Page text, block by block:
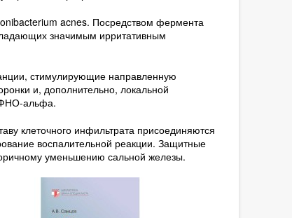
acnes. Посредством фермента
значимым ирритативным
стимулирующие направленную
и, дополнительно, локальной
ФНО-альфа.
клеточного инфильтрата присоединяются
воспалительной реакции. Защитные
уменьшению сальной железы.